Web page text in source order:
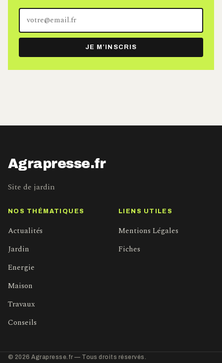
Votre
adresse
e-
mail
JE M’INSCRIS
Agrapresse.fr
Site de jardin
NOS THÉMATIQUES
Actualités
Jardin
Energie
Maison
Travaux
Conseils
LIENS UTILES
Mentions Légales
Fiches
© 2026 Agrapresse.fr — Tous droits réservés.